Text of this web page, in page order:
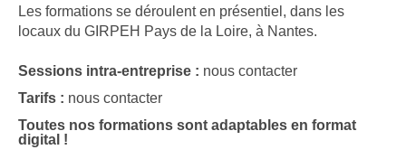
Les formations se déroulent en présentiel, dans les
locaux du GIRPEH Pays de la Loire, à Nantes.
Sessions intra-entreprise : nous contacter
Tarifs : nous contacter
Toutes nos formations sont adaptables en format
digital !